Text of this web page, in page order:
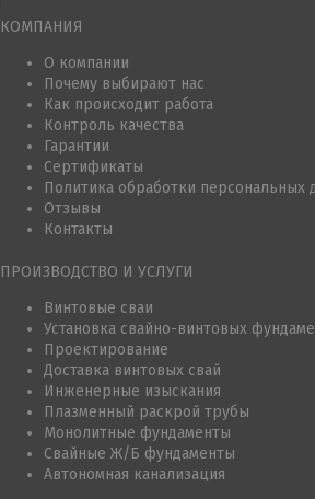
КОМПАНИЯ
О компании
Почему выбирают нас
Как происходит работа
Контроль качества
Гарантии
Сертификаты
Политика обработки персональных
Отзывы
Контакты
ПРОИЗВОДСТВО И УСЛУГИ
Винтовые сваи
Установка свайно-винтовых
Проектирование
Доставка винтовых свай
Инженерные изыскания
Плазменный раскрой трубы
Монолитные фундаменты
Свайные Ж/Б фундаменты
Автономная канализация